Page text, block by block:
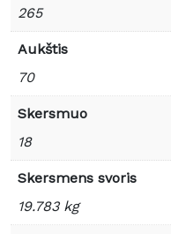
265
Aukštis
70
Skersmuo
18
Skersmens svoris
19.783 kg